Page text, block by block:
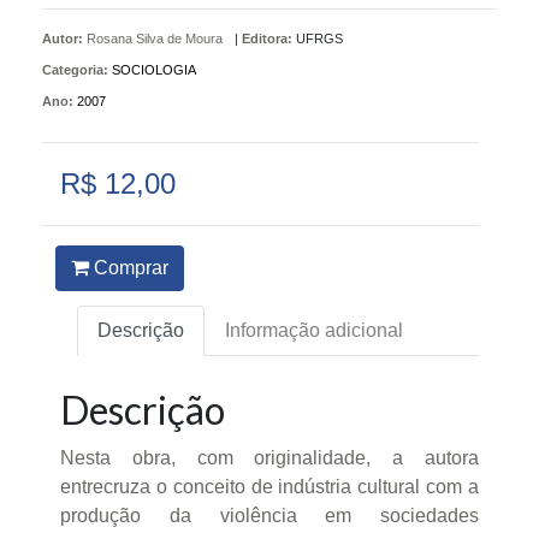
Autor: Rosana Silva de Moura Editora: UFRGS
Categoria: SOCIOLOGIA
Ano: 2007
R$ 12,00
Comprar
Descrição Informação adicional
Descrição
Nesta obra, com originalidade, a autora
entrecruza o conceito de indústria cultural com a
produção da violência em sociedades